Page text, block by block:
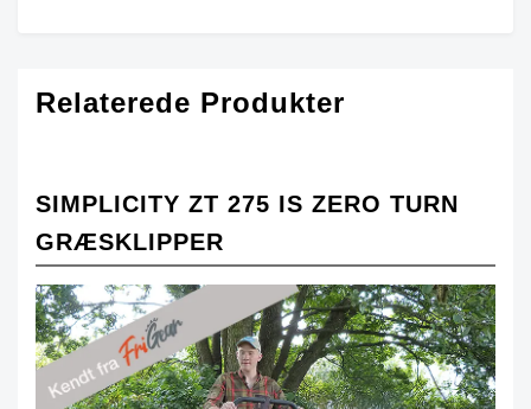
Relaterede Produkter
SIMPLICITY ZT 275 IS ZERO TURN
GRÆSKLIPPER